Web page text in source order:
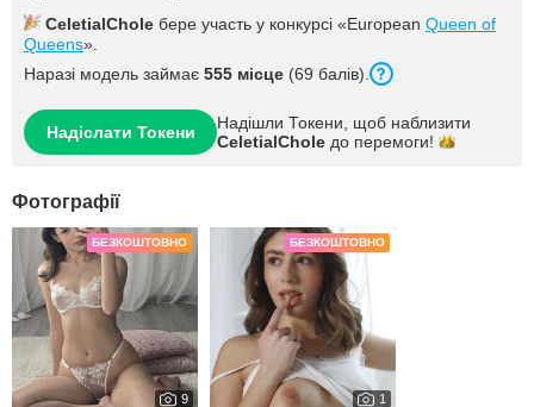
CeletialChole бере участь у конкурсі «European Queen of
Queens».
Наразі модель займає 555 місце (69 балів).
Надіслати Токени
Надішли Токени, щоб наблизити
CeletialChole до перемоги!
Фотографії
БЕЗКОШТОВНО
9
БЕЗКОШТОВНО
1